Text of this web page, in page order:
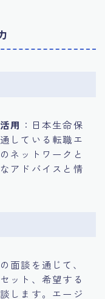
用 ：日本生命保
している転職エ
ネットワークと
アドバイスと情
面談を通じて、
ット、希望する
します。エージ